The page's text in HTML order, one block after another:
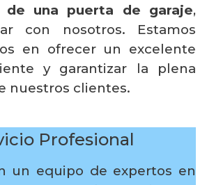
de una puerta de garaje,
con nosotros. Estamos
en ofrecer un excelente
y garantizar la plena
nuestros clientes.
Profesional
un equipo de expertos en